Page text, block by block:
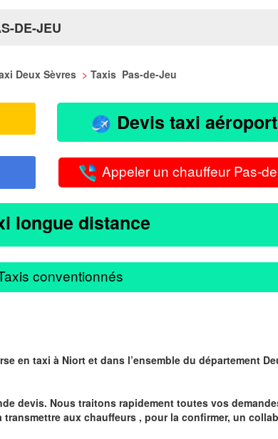
DE-JEU
Deux Sèvres > Taxis Pas-de-Jeu
Devis taxi
Appeler un chauffeur Pas-
longue distance
conventionnés
en taxi à Niort et dans l’ensemble du département
devis. Nous traitons rapidement toutes vos
aux chauffeurs , pour la confirmer, un